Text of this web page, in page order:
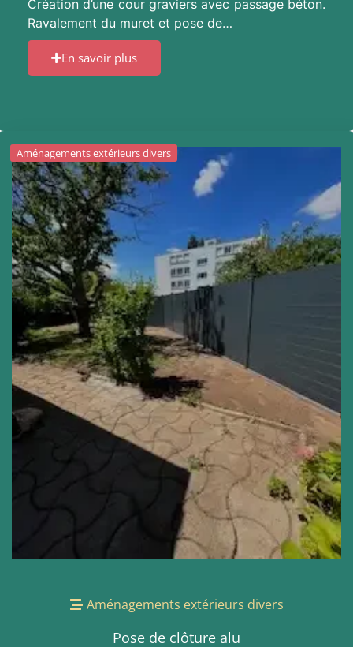
Création d’une cour graviers avec passage béton.
Ravalement du muret et pose de…
En savoir plus
Aménagements extérieurs divers
Aménagements extérieurs divers
Pose de clôture alu